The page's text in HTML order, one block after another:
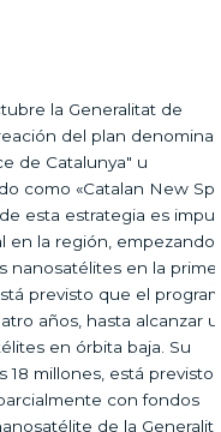
la Generalitat de
del plan
de Catalunya" u
como «Catalan New
esta estrategia es
en la región, empezando
nanosatélites en la
previsto que el
años, hasta alcanzar
en órbita baja. Su
18 millones, está previsto
con fondos
de la